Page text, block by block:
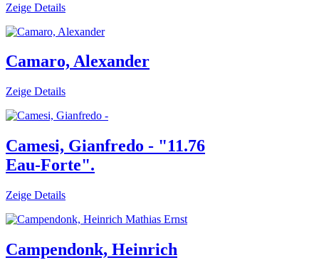
Zeige Details
Camaro, Alexander
Zeige Details
Camesi, Gianfredo - "11.76
Eau-Forte".
Zeige Details
Campendonk, Heinrich